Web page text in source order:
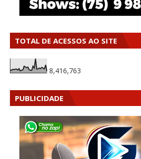
TOTAL DE ACESSOS AO SITE
8,416,763
PUBLICIDADE